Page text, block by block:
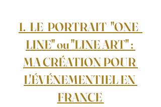
1.  LE  PORTRAIT  "ONE
LINE" ou "LINE ART" :
MA CRÉATION POUR
L'ÉVÉNEMENTIEL EN
FRANCE